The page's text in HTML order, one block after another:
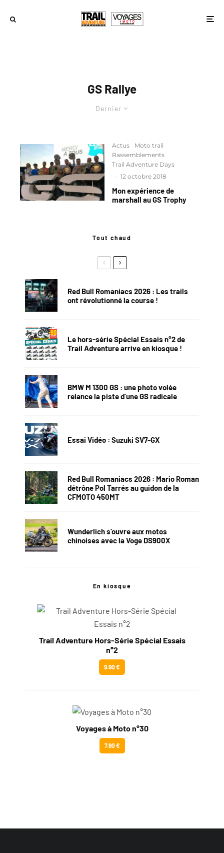
GS Rallye
Dernier
Actus
Moto trail
Rassemblements
Trail Adventure Days
· 12 octobre 2018
Mon expérience de
marshall au GS Trophy
Tout chaud
Red Bull Romaniacs 2026 : Les trails
ont révolutionné la course !
Le hors-série Spécial Essais n°2 de
Trail Adventure arrive en kiosque !
BMW M 1300 GS : une photo volée
relance la piste d’une GS radicale
Essai Vidéo : Suzuki SV7-GX
Red Bull Romaniacs 2026 : Mario Roman
détrône Pol Tarrés au guidon de la
CFMOTO 450MT
Wunderlich s’ouvre aux motos
chinoises avec la Voge DS900X
En kiosque
Trail Adventure Hors-Série Spécial Essais
n°2
9.90 €
Voyages à Moto n°30
7.90 €